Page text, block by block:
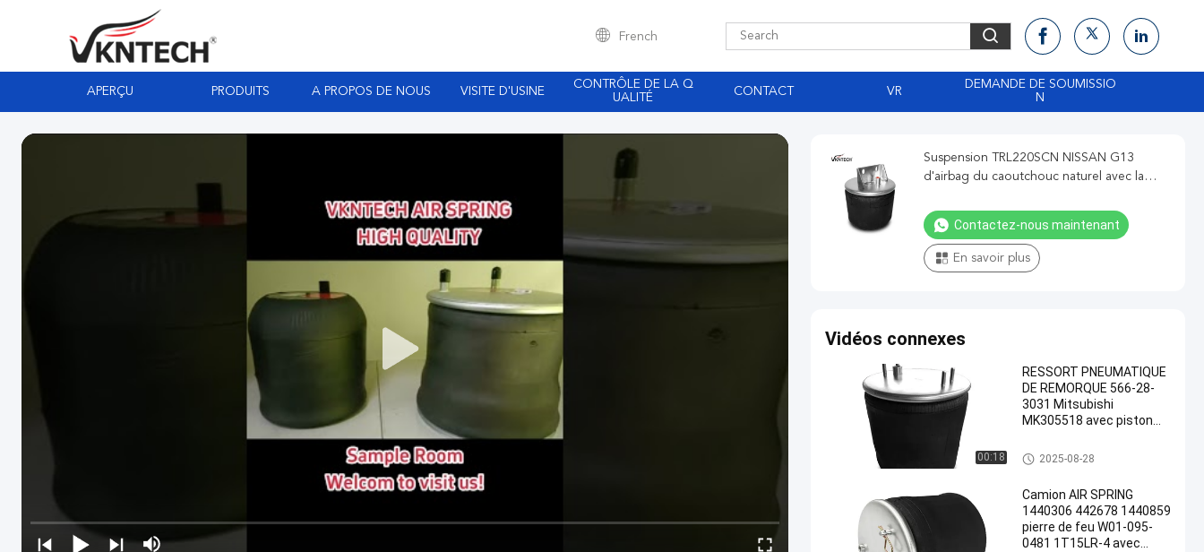
French
APERÇU PRODUITS A PROPOS DE NOUS VISITE D'USINE
CONTRÔLE DE LA Q
UALITÉ
CONTACT VR
DEMANDE DE SOUMISSIO
N
Suspension TRL220SCN NISSAN G13
d'airbag du caoutchouc naturel avec la
Contactez-nous maintenant
En savoir plus
Vidéos connexes
00:18
RESSORT PNEUMATIQUE
DE REMORQUE 566-28-
3031 Mitsubishi
MK305518 avec piston
Vkntech1K3031
Ressorts de suspension d'air
2025-08-28
Camion AIR SPRING
1440306 442678 1440859
pierre de feu W01-095-
0481 1T15LR-4 avec